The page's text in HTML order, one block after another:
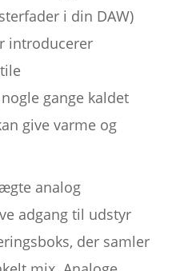
i din DAW)
introducerer
gange kaldet
give varme og
analog
adgang til udstyr
der samler